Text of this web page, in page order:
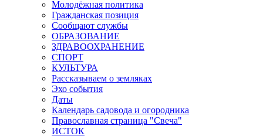
Молодёжная политика
Гражданская позиция
Сообщают службы
ОБРАЗОВАНИЕ
ЗДРАВООХРАНЕНИЕ
СПОРТ
КУЛЬТУРА
Рассказываем о земляках
Эхо события
Даты
Календарь садовода и огородника
Православная страница "Свеча"
ИСТОК